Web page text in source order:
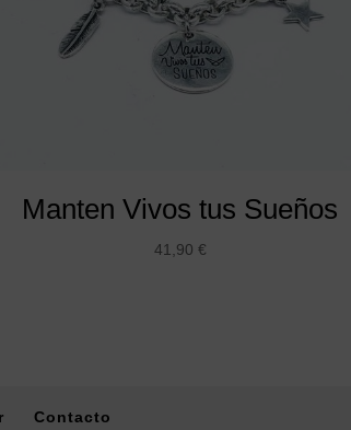
Manten Vivos tus Sueños
41,90 €
Contacto